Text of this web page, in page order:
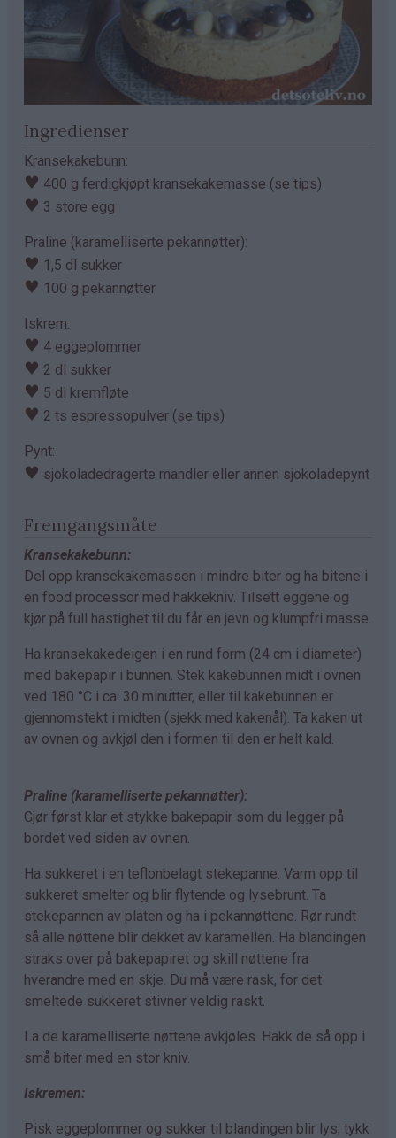
Ingredienser
Kransekakebunn:
♥ 400 g ferdigkjøpt kransekakemasse (se tips)
♥ 3 store egg
Praline (karamelliserte pekannøtter):
♥ 1,5 dl sukker
♥ 100 g pekannøtter
Iskrem:
♥ 4 eggeplommer
♥ 2 dl sukker
♥ 5 dl kremfløte
♥ 2 ts espressopulver (se tips)
Pynt:
♥ sjokoladedragerte mandler eller annen sjokoladepynt
Fremgangsmåte
Kransekakebunn:
Del opp kransekakemassen i mindre biter og ha bitene i
en food processor med hakkekniv. Tilsett eggene og
kjør på full hastighet til du får en jevn og klumpfri masse.
Ha kransekakedeigen i en rund form (24 cm i diameter)
med bakepapir i bunnen. Stek kakebunnen midt i ovnen
ved 180 °C i ca. 30 minutter, eller til kakebunnen er
gjennomstekt i midten (sjekk med kakenål). Ta kaken ut
av ovnen og avkjøl den i formen til den er helt kald.
Praline (karamelliserte pekannøtter):
Gjør først klar et stykke bakepapir som du legger på
bordet ved siden av ovnen.
Ha sukkeret i en teflonbelagt stekepanne. Varm opp til
sukkeret smelter og blir flytende og lysebrunt. Ta
stekepannen av platen og ha i pekannøttene. Rør rundt
så alle nøttene blir dekket av karamellen. Ha blandingen
straks over på bakepapiret og skill nøttene fra
hverandre med en skje. Du må være rask, for det
smeltede sukkeret stivner veldig raskt.
La de karamelliserte nøttene avkjøles. Hakk de så opp i
små biter med en stor kniv.
Iskremen:
Pisk eggeplommer og sukker til blandingen blir lys, tykk